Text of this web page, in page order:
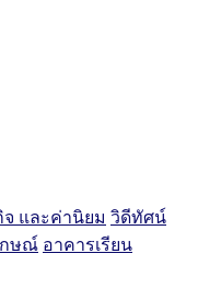
และค่านิยม วิดีทัศน์
ษณ์ อาคารเรียน